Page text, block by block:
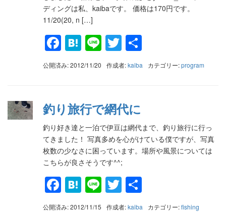
ディングは私、kaibaです。 価格は170円です。
11/20(20, n […]
Facebook
Hatena
LineTwitter
有
公開済み: 2012/11/20 作成者:kaiba カテゴリー:program
釣り旅行で網代に
釣り好き達と一泊で伊豆は網代まで、釣り旅行に行っ
てきました！ 写真多めを心がけている僕ですが、写真
枚数の少なさに困っています。場所や風景については
こちらが良さそうです^^;
Facebook
Hatena
LineTwitter
有
公開済み: 2012/11/15 作成者:kaiba カテゴリー:fishing